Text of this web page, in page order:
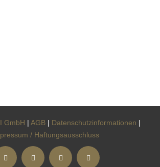
GmbH | AGB | Datenschutzinformationen |
/ Haftungsausschluss